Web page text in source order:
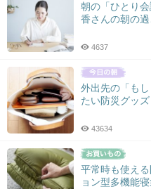
朝の「ひとり
香さんの朝の
4637
外出先の「も
たい防災グッズ
43634
平常時も使え
ョン型多機能寝